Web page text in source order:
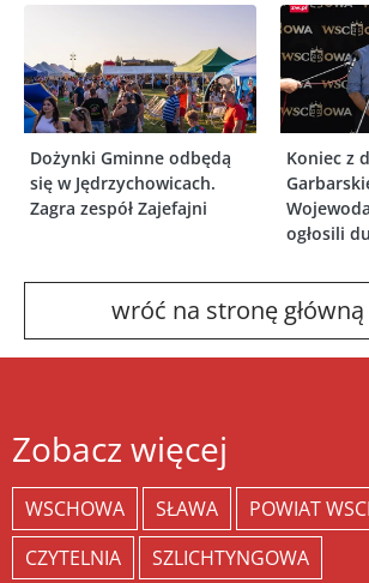
Dożynki Gminne odbędą
się w Jędrzychowicach.
Zagra zespół Zajefajni
Koniec z
ogłosili
wróć na stronę
Zobacz więcej
WSCHOWA SŁAWA
POWIAT
CZYTELNIA
SZLICHTYNGOWA